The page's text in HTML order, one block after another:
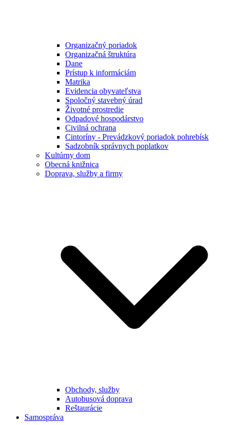
Organizačný poriadok
Organizačná štruktúra
Dane
Prístup k informáciám
Matrika
Evidencia obyvateľstva
Spoločný stavebný úrad
Životné prostredie
Odpadové hospodárstvo
Civilná ochrana
Cintoríny - Prevádzkový poriadok pohrebísk
Sadzobník správnych poplatkov
Kultúrny dom
Obecná knižnica
Doprava, služby a firmy
Obchody, služby
Autobusová doprava
Reštaurácie
Samospráva